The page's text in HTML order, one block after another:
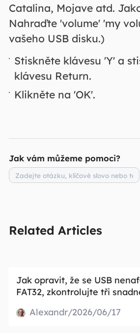
Catalina, Mojave atd.
Nahraďte 'volume' 'my
vašeho USB disku.)
Stiskněte klávesu 'Y' a
klávesu Return.
Klikněte na 'OK'.
Jak vám můžeme pomoci?
Related Articles
Jak opravit, že se USB
FAT32, zkontrolujte tři
Alexandr/2026/06/17